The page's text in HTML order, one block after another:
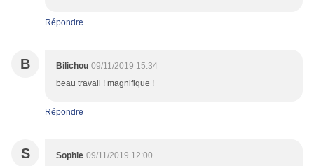
Répondre
B Bilichou 09/11/2019 15:34
beau travail ! magnifique !
Répondre
S Sophie 09/11/2019 12:00